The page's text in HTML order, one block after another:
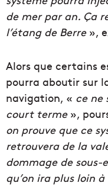
de mer par an. Ça
l’étang de Berre»,
Alors que certains
pourra aboutir sur
navigation, « ce ne
court terme»,
on prouve que ce
retrouvera de la
dommage de
qu’on ira plus loin